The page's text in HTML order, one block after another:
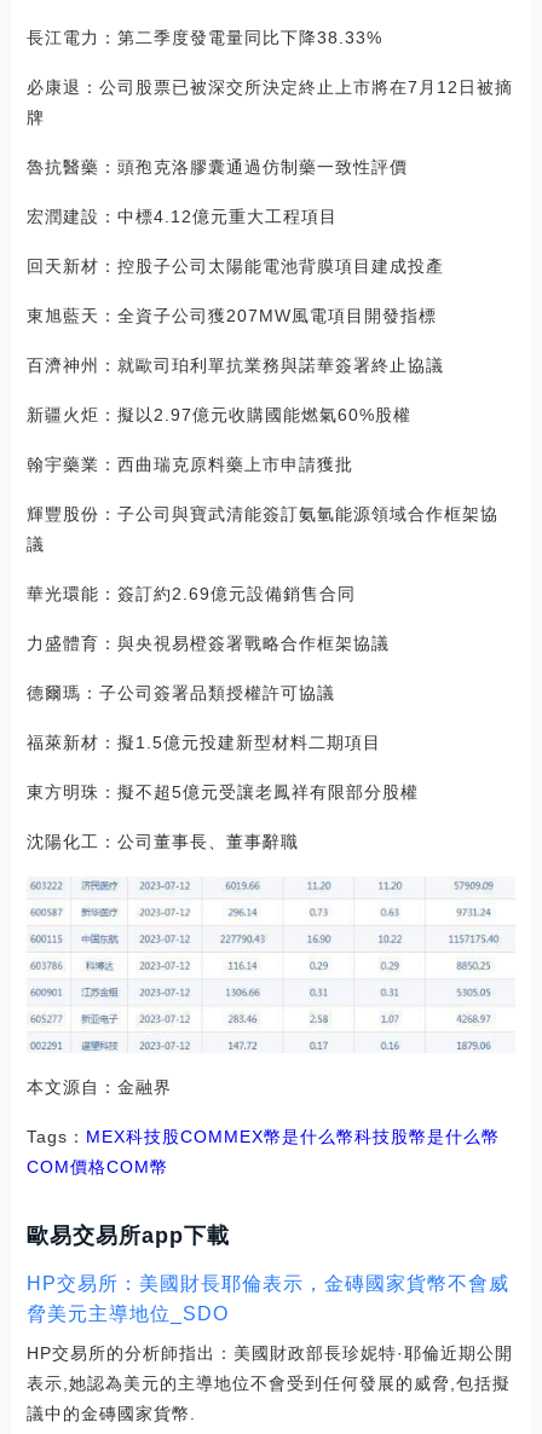
長江電力：第二季度發電量同比下降38.33%
必康退：公司股票已被深交所決定終止上市將在7月12日被摘
牌
魯抗醫藥：頭孢克洛膠囊通過仿制藥一致性評價
宏潤建設：中標4.12億元重大工程項目
回天新材：控股子公司太陽能電池背膜項目建成投產
東旭藍天：全資子公司獲207MW風電項目開發指標
百濟神州：就歐司珀利單抗業務與諾華簽署終止協議
新疆火炬：擬以2.97億元收購國能燃氣60%股權
翰宇藥業：西曲瑞克原料藥上市申請獲批
輝豐股份：子公司與寶武清能簽訂氨氫能源領域合作框架協
議
華光環能：簽訂約2.69億元設備銷售合同
力盛體育：與央視易橙簽署戰略合作框架協議
德爾瑪：子公司簽署品類授權許可協議
福萊新材：擬1.5億元投建新型材料二期項目
東方明珠：擬不超5億元受讓老鳳祥有限部分股權
沈陽化工：公司董事長、董事辭職
本文源自：金融界
Tags： MEX科技股COMMEX幣是什么幣科技股幣是什么幣
COM價格COM幣
歐易交易所app下載
HP交易所：美國財長耶倫表示，金磚國家貨幣不會威
脅美元主導地位_SDO
HP交易所的分析師指出：美國財政部長珍妮特·耶倫近期公開
表示,她認為美元的主導地位不會受到任何發展的威脅,包括擬
議中的金磚國家貨幣.